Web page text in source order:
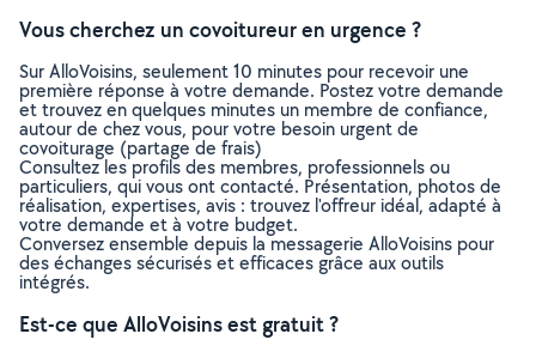
Vous cherchez un covoitureur en urgence ?
Sur AlloVoisins, seulement 10 minutes pour recevoir une
première réponse à votre demande. Postez votre demande
et trouvez en quelques minutes un membre de confiance,
autour de chez vous, pour votre besoin urgent de
covoiturage (partage de frais)
Consultez les profils des membres, professionnels ou
particuliers, qui vous ont contacté. Présentation, photos de
réalisation, expertises, avis : trouvez l'offreur idéal, adapté à
votre demande et à votre budget.
Conversez ensemble depuis la messagerie AlloVoisins pour
des échanges sécurisés et efficaces grâce aux outils
intégrés.
Est-ce que AlloVoisins est gratuit ?